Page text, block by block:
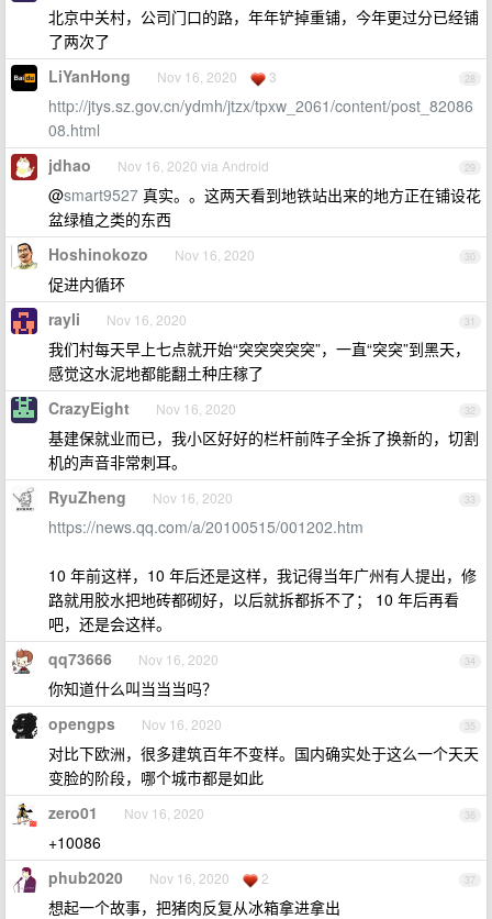
北京中关村，公司门口的路，年年铲掉重铺，今年更过分已经铺
了两次了
28
LiYanHong Nov 16, 2020 3
http://jtys.sz.gov.cn/ydmh/jtzx/tpxw_2061/content/post_82086
08.html
29
jdhao Nov 16, 2020 via Android
@smart9527 真实。。这两天看到地铁站出来的地方正在铺设花
盆绿植之类的东西
30
Hoshinokozo Nov 16, 2020
促进内循环
31
rayli Nov 16, 2020
我们村每天早上七点就开始“突突突突突”，一直“突突”到黑天，
感觉这水泥地都能翻土种庄稼了
32
CrazyEight Nov 16, 2020
基建保就业而已，我小区好好的栏杆前阵子全拆了换新的，切割
机的声音非常刺耳。
33
RyuZheng Nov 16, 2020
https://news.qq.com/a/20100515/001202.htm
10 年前这样，10 年后还是这样，我记得当年广州有人提出，修
路就用胶水把地砖都砌好，以后就拆都拆不了； 10 年后再看
吧，还是会这样。
34
qq73666 Nov 16, 2020
你知道什么叫当当当吗？
35
opengps Nov 16, 2020
对比下欧洲，很多建筑百年不变样。国内确实处于这么一个天天
变脸的阶段，哪个城市都是如此
36
zero01 Nov 16, 2020
+10086
37
phub2020 Nov 16, 2020 2
想起一个故事，把猪肉反复从冰箱拿进拿出